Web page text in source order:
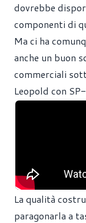
dovrebbe
componenti di
Ma ci ha
anche un buon
commerciali
Leopold con
La qualità
paragonarla a